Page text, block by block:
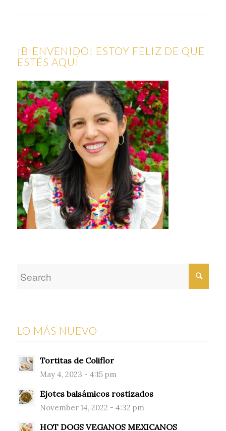
¡BIENVENIDO! ESTOY FELIZ DE QUE
ESTÉS AQUÍ
LO MÁS NUEVO
Tortitas de Coliflor
May 4, 2023 - 4:15 pm
Ejotes balsámicos rostizados
November 14, 2022 - 4:32 pm
HOT DOGS VEGANOS MEXICANOS